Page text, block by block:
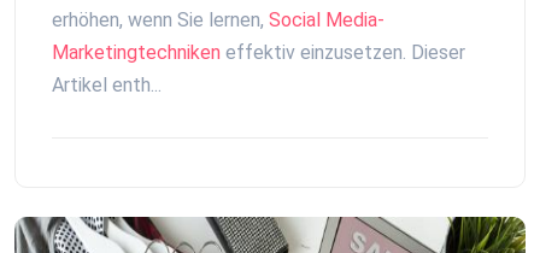
erhöhen, wenn Sie lernen, Social Media-
Marketingtechniken effektiv einzusetzen. Dieser
Artikel enth...